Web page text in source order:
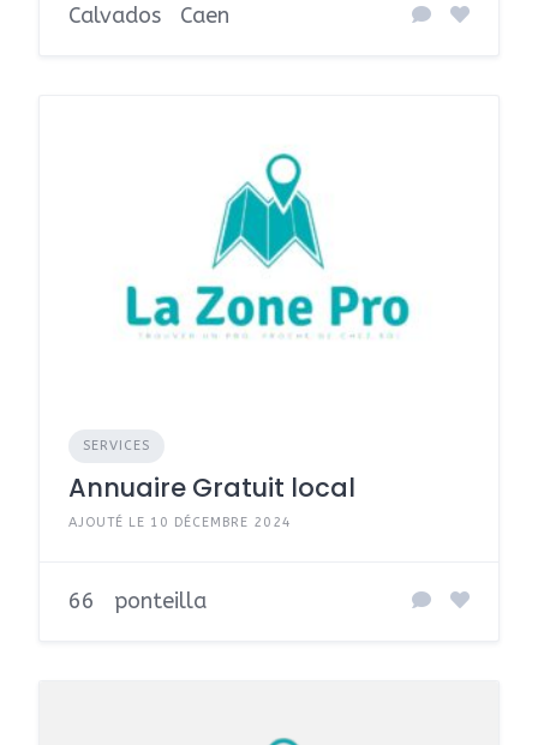
Calvados Caen
SERVICES
Annuaire Gratuit local
AJOUTÉ LE 10 DÉCEMBRE 2024
66 ponteilla